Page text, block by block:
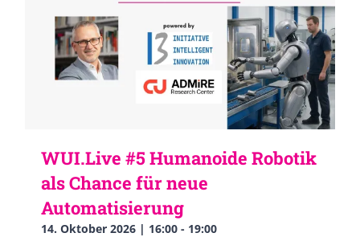
WUI.Live #5 Humanoide Robotik
als Chance für neue
Automatisierung
14. Oktober 2026 | 16:00 - 19:00